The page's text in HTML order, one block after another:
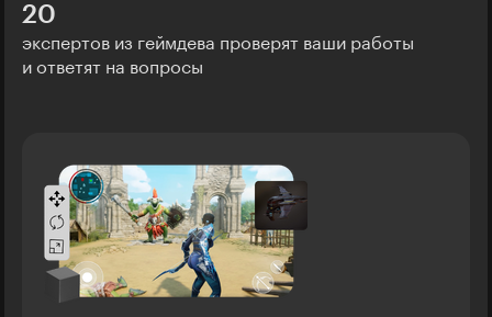
20
экспертов из геймдева проверят ваши работы
и ответят на вопросы